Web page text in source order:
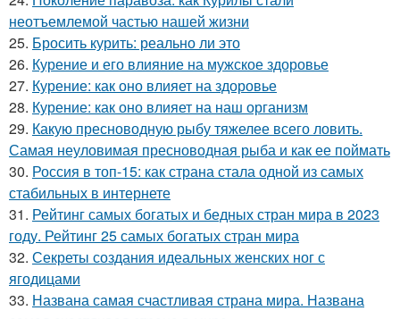
неотъемлемой частью нашей жизни
25. Бросить курить: реально ли это
26. Курение и его влияние на мужское здоровье
27. Курение: как оно влияет на здоровье
28. Курение: как оно влияет на наш организм
29. Какую пресноводную рыбу тяжелее всего ловить.
Самая неуловимая пресноводная рыба и как ее поймать
30. Россия в топ-15: как страна стала одной из самых
стабильных в интернете
31. Рейтинг самых богатых и бедных стран мира в 2023
году. Рейтинг 25 самых богатых стран мира
32. Секреты создания идеальных женских ног с
ягодицами
33. Названа самая счастливая страна мира. Названа